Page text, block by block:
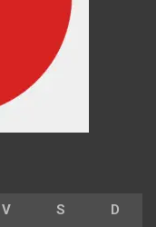
V S D